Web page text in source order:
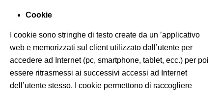
Cookie
I cookie sono stringhe di testo create da un ’applicativo
web e memorizzati sul client utilizzato dall’utente per
accedere ad Internet (pc, smartphone, tablet, ecc.) per poi
essere ritrasmessi ai successivi accessi ad Internet
dell’utente stesso. I cookie permettono di raccogliere